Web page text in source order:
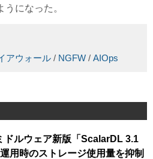
になった。
アウォール / NGFW / AIOps
ドルウェア新版「ScalarDL 3.1
用時のストレージ使用量を抑制